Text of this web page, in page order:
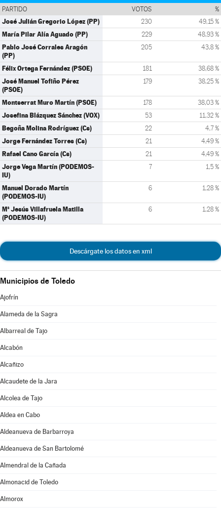
PARTIDO VOTOS %
José Julián Gregorio López (PP) 230 49,15 %
María Pilar Alía Aguado (PP) 229 48,93 %
Pablo José Corrales Aragón
(PP)
205 43,8 %
Félix Ortega Fernández (PSOE) 181 38,68 %
José Manuel Tofiño Pérez
(PSOE)
179 38,25 %
Montserrat Muro Martín (PSOE) 178 38,03 %
Josefina Blázquez Sánchez (VOX) 53 11,32 %
Begoña Molina Rodríguez (Cs) 22 4,7 %
Jorge Fernández Torres (Cs) 21 4,49 %
Rafael Cano García (Cs) 21 4,49 %
Jorge Vega Martín (PODEMOS-
IU)
7 1,5 %
Manuel Dorado Martín
(PODEMOS-IU)
6 1,28 %
Mª Jesús Villafruela Matilla
(PODEMOS-IU)
6 1,28 %
Descárgate los datos en xml
Municipios de Toledo
Ajofrín
Alameda de la Sagra
Albarreal de Tajo
Alcabón
Alcañizo
Alcaudete de la Jara
Alcolea de Tajo
Aldea en Cabo
Aldeanueva de Barbarroya
Aldeanueva de San Bartolomé
Almendral de la Cañada
Almonacid de Toledo
Almorox